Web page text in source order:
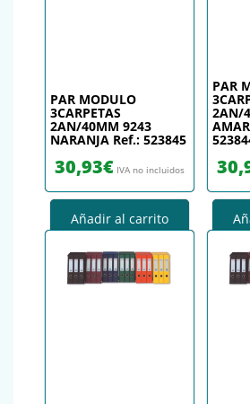
PAR MODULO
3CARPETAS
2AN/40MM 9243
NARANJA Ref.: 523845
30,93€ IVA no incluidos
Añadir al carrito
PAR
2AN/